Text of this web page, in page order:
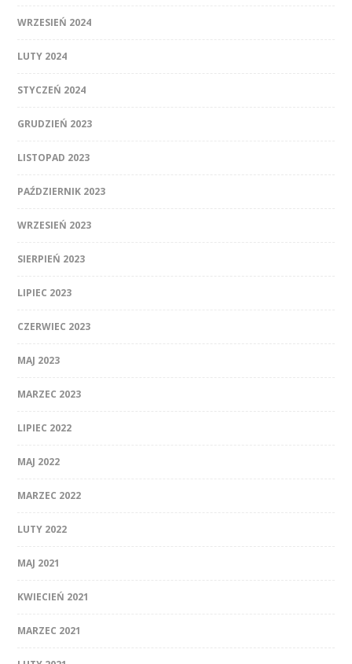
WRZESIEŃ 2024
LUTY 2024
STYCZEŃ 2024
GRUDZIEŃ 2023
LISTOPAD 2023
PAŹDZIERNIK 2023
WRZESIEŃ 2023
SIERPIEŃ 2023
LIPIEC 2023
CZERWIEC 2023
MAJ 2023
MARZEC 2023
LIPIEC 2022
MAJ 2022
MARZEC 2022
LUTY 2022
MAJ 2021
KWIECIEŃ 2021
MARZEC 2021